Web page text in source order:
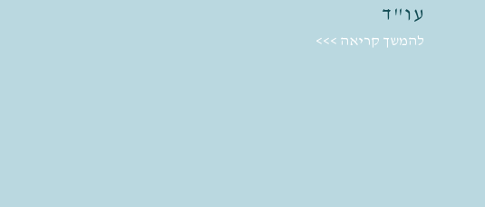
עו"ד
להמשך קריאה >>>